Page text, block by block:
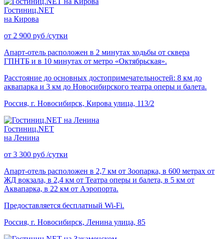
Гостиниц.NET
на Кирова
от 2 900 руб /сутки
Апарт-отель расположен в 2 минутах ходьбы от сквера
ГПНТБ и в 10 минутах от метро «Октябрьская».
Расстояние до основных достопримечательностей: 8 км до
аквапарка и 3 км до Новосибирского театра оперы и балета.
Россия, г. Новосибирск, Кирова улица, 113/2
Гостиниц.NET
на Ленина
от 3 300 руб /сутки
Апарт-отель расположен в 2,7 км от Зоопарка, в 600 метрах от
ЖД вокзала, в 2,4 км от Театра оперы и балета, в 5 км от
Аквапарка, в 22 км от Аэропорта.
Предоставляется бесплатный Wi-Fi.
Россия, г. Новосибирск, Ленина улица, 85